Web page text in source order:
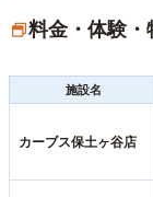
料金・体験・
施設名
カーブス保土ヶ谷店